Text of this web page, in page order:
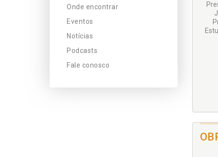
Onde encontrar
Eventos
Notícias
Podcasts
Fale conosco